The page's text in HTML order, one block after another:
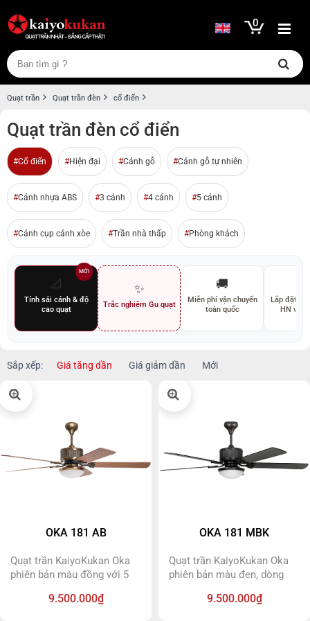
0
Quạt trần Quạt trần đèn cổ điển
Quạt trần đèn cổ điển
Cổ điển Hiện đại Cánh gỗ Cánh gỗ tự nhiên
Cánh nhựa ABS 3 cánh 4 cánh 5 cánh
Cánh cụp cánh xòe Trần nhà thấp Phòng khách
📐
Tính sải cánh & độ
cao quạt
MỚI
✨
Trắc nghiệm Gu quạt
🚚
Miễn phí vận chuyển
toàn quốc
Lắp đặt
HN và
Sắp xếp: Giá tăng dần Giá giảm dần Mới
OKA 181 AB
Quạt trần KaiyoKukan Oka
phiên bản màu đồng với 5
kiệm 70% điện năng, kiểu
9.500.000₫
OKA 181 MBK
Quạt trần KaiyoKukan Oka
phiên bản màu đen, dòng
gỗ, đèn led siêu sáng có thể
9.500.000₫